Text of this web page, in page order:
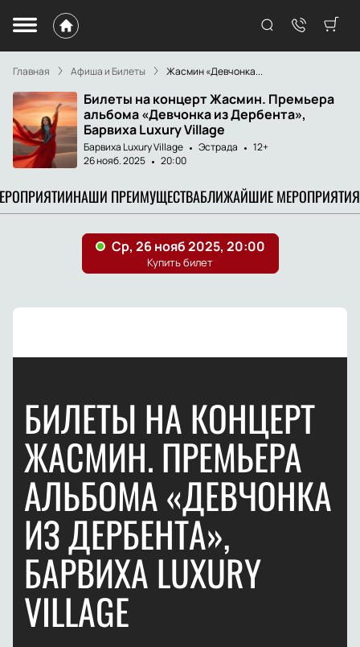
Главная Афиша и Билеты Жасмин «Девчонка...
Билеты на концерт Жасмин. Премьера
альбома «Девчонка из Дербента»,
Барвиха Luxury Village
Барвиха Luxury Village Эстрада
12+
26 нояб. 2025
20:00
НАШИ ПРЕИМУЩЕСТВАБЛИЖАЙШИЕ МЕРОПРИЯТИЯ
БИЛЕТЫ НА КОНЦЕРТ
ЖАСМИН. ПРЕМЬЕРА
АЛЬБОМА «ДЕВЧОНКА
ИЗ ДЕРБЕНТА»,
БАРВИХА LUXURY
VILLAGE